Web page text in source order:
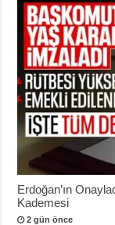
Erdoğan’ın
Kademesi
2 gün önce